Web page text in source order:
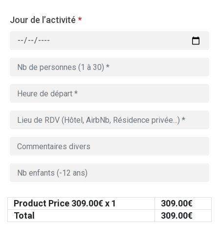
Jour de l’activité *
Product Price 309.00€ x 1 309.00€
Total
309.00€